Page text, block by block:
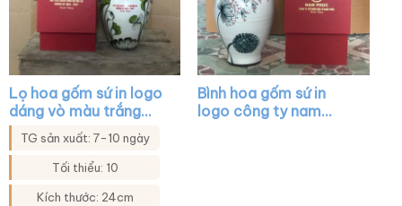
Lọ hoa gốm sứ in logo
dáng vò màu trắng
họa tiết sen xanh XG-
LH24
TG sản xuất: 7-10 ngày
Tối thiểu: 10
Kích thước: 24cm
Bình hoa gốm sứ in
logo công ty nam